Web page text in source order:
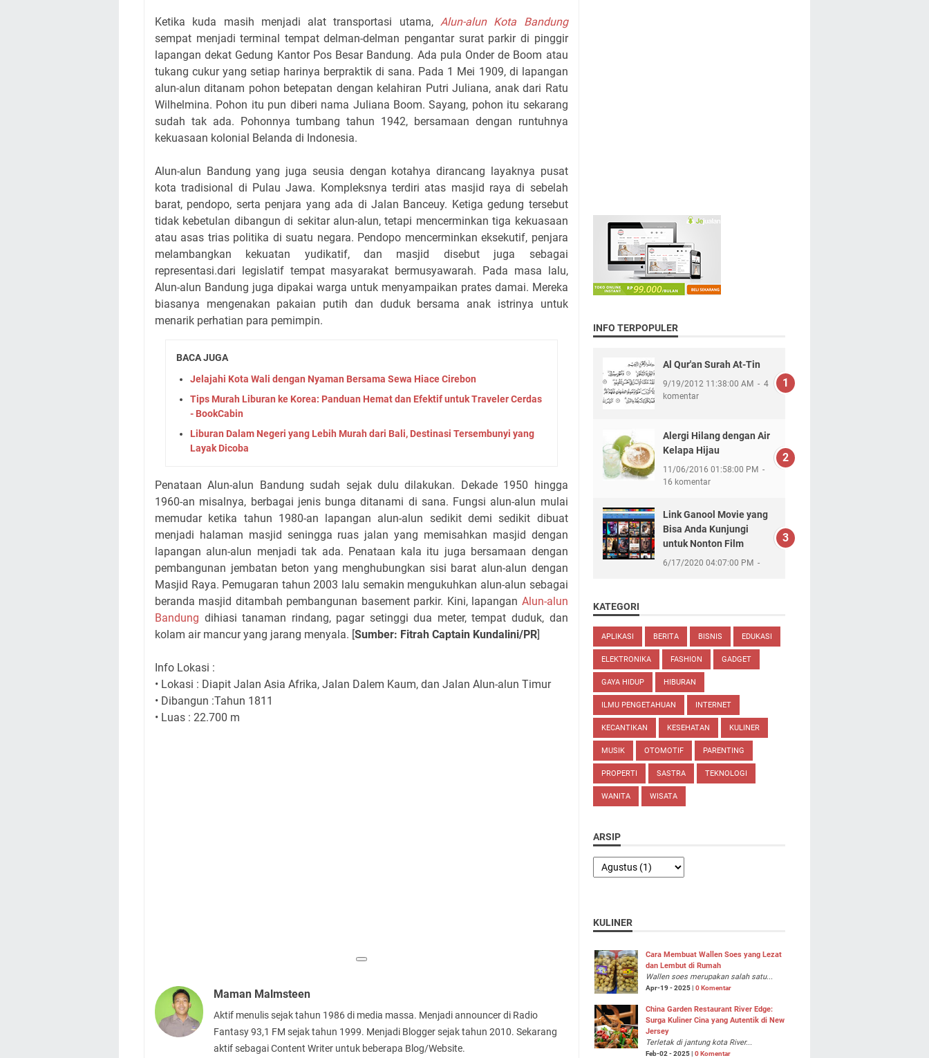
Ketika kuda masih menjadi alat transportasi utama,Alun-alun Kota Bandung
sempat menjadi terminal tempat delman-delman pengantar surat parkir di pinggir
lapangan dekat Gedung Kantor Pos Besar Bandung. Ada pula Onder de Boom atau
tukang cukur yang setiap harinya berpraktik di sana. Pada 1 Mei 1909, di lapangan
alun-alun ditanam pohon betepatan dengan kelahiran Putri Juliana, anak dari Ratu
Wilhelmina. Pohon itu pun diberi nama Juliana Boom. Sayang, pohon itu sekarang
sudah tak ada. Pohonnya tumbang tahun 1942, bersamaan dengan runtuhnya
kekuasaan kolonial Belanda di Indonesia.
Alun-alun Bandung yang juga seusia dengan kotahya dirancang layaknya pusat
kota tradisional di Pulau Jawa. Kompleksnya terdiri atas masjid raya di sebelah
barat, pendopo, serta penjara yang ada di Jalan Banceuy. Ketiga gedung tersebut
tidak kebetulan dibangun di sekitar alun-alun, tetapi mencerminkan tiga kekuasaan
atau asas trias politika di suatu negara. Pendopo mencerminkan eksekutif, penjara
melambangkan kekuatan yudikatif, dan masjid disebut juga sebagai
representasi.dari legislatif tempat masyarakat bermusyawarah. Pada masa lalu,
Alun-alun Bandung juga dipakai warga untuk menyampaikan prates damai. Mereka
biasanya mengenakan pakaian putih dan duduk bersama anak istrinya untuk
menarik perhatian para pemimpin.
BACA JUGA
Jelajahi Kota Wali dengan Nyaman Bersama Sewa Hiace Cirebon
Tips Murah Liburan ke Korea: Panduan Hemat dan Efektif untuk Traveler Cerdas
- BookCabin
Liburan Dalam Negeri yang Lebih Murah dari Bali, Destinasi Tersembunyi yang
Layak Dicoba
Penataan Alun-alun Bandung sudah sejak dulu dilakukan. Dekade 1950 hingga
1960-an misalnya, berbagai jenis bunga ditanami di sana. Fungsi alun-alun mulai
memudar ketika tahun 1980-an lapangan alun-alun sedikit demi sedikit dibuat
menjadi halaman masjid seningga ruas jalan yang memisahkan masjid dengan
lapangan alun-alun menjadi tak ada. Penataan kala itu juga bersamaan dengan
pembangunan jembatan beton yang menghubungkan sisi barat alun-alun dengan
Masjid Raya. Pemugaran tahun 2003 lalu semakin mengukuhkan alun-alun sebagai
beranda masjid ditambah pembangunan basement parkir. Kini, lapangan Alun-alun
Bandung dihiasi tanaman rindang, pagar setinggi dua meter, tempat duduk, dan
kolam air mancur yang jarang menyala. [Sumber: Fitrah Captain Kundalini/PR]
Info Lokasi :
• Lokasi : Diapit Jalan Asia Afrika, Jalan Dalem Kaum, dan Jalan Alun-alun Timur
• Dibangun :Tahun 1811
• Luas : 22.700 m
Maman Malmsteen
Aktif menulis sejak tahun 1986 di media massa. Menjadi announcer di Radio
Fantasy 93,1 FM sejak tahun 1999. Menjadi Blogger sejak tahun 2010. Sekarang
aktif sebagai Content Writer untuk beberapa Blog/Website.
INFO TERPOPULER
Al Qur'an Surah At-Tin
9/19/2012 11:38:00 AM
4
komentar
Alergi Hilang dengan Air
Kelapa Hijau
11/06/2016 01:58:00 PM
16 komentar
Link Ganool Movie yang
Bisa Anda Kunjungi
untuk Nonton Film
6/17/2020 04:07:00 PM
KATEGORI
APLIKASI BERITA BISNIS EDUKASI
ELEKTRONIKA FASHION GADGET
GAYA HIDUP HIBURAN
ILMU PENGETAHUAN INTERNET
KECANTIKAN KESEHATAN KULINER
MUSIK OTOMOTIF PARENTING
PROPERTI SASTRA TEKNOLOGI
WANITA WISATA
ARSIP
KULINER
Cara Membuat Wallen Soes yang Lezat
dan Lembut di Rumah
Wallen soes merupakan salah satu...
Apr-19 - 2025 | 0 Komentar
China Garden Restaurant River Edge:
Surga Kuliner Cina yang Autentik di New
Jersey
Terletak di jantung kota River...
Feb-02 - 2025 | 0 Komentar